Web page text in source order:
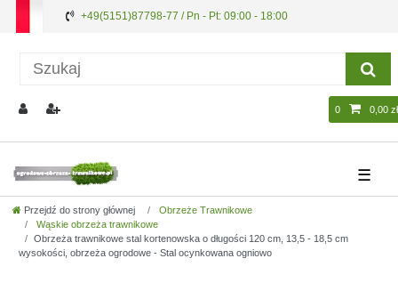
+49(5151)87798-77 / Pn - Pt: 09:00 - 18:00
0 0,00 zł
☰
Przejdź do strony głównej
Obrzeże Trawnikowe
Wąskie obrzeża trawnikowe
Obrzeża trawnikowe stal kortenowska o długości 120 cm, 13,5 - 18,5 cm
wysokości, obrzeża ogrodowe - Stal ocynkowana ogniowo